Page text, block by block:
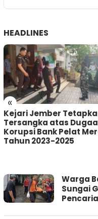
HEADLINES
«
Kejari Jember
Tersangka atas
Korupsi Bank Pelat
Tahun 2023-2025
JURNAL
BANGSA
Warga
Sungai